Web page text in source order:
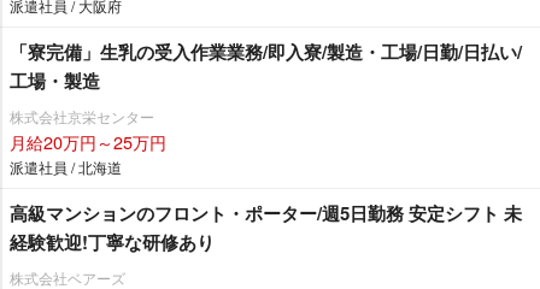
派遣社員 / 大阪府
「寮完備」生乳の受入作業業務/即入寮/製造・工場/日勤/日払い/
工場・製造
株式会社京栄センター
月給20万円～25万円
派遣社員 / 北海道
高級マンションのフロント・ポーター/週5日勤務 安定シフト 未
経験歓迎!丁寧な研修あり
株式会社ベアーズ